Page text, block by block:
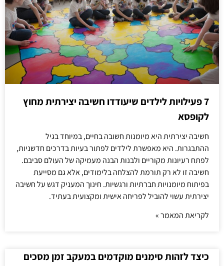
7 פעילויות לילדים שיעודדו חשיבה יצירתית מחוץ
לקופסא
חשיבה יצירתית היא מיומנות חשובה בחיים, במיוחד בגיל
ההתבגרות. היא מאפשרת לילדים לפתור בעיות בדרכים חדשניות,
לפתח רעיונות מקוריים ולבנות הבנה מעמיקה של העולם סביבם.
חשיבה זו לא רק תורמת להצלחה בלימודים, אלא גם מסייעת
בפיתוח מיומנויות חברתיות ורגשיות. חינוך המעניק דגש על חשיבה
יצירתית עשוי להוביל לפריחה אישית ומקצועית בעתיד.
לקריאת המאמר »
כיצד לזהות סימנים מוקדמים במעקב זמן מסכים